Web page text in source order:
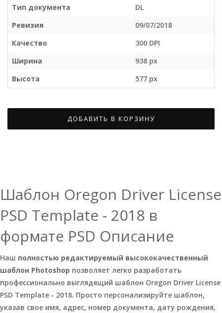
Тип документа
DL
Ревизия
09/07/2018
Качество
300 DPI
Ширина
938 px
Высота
577 px
ДОБАВИТЬ В КОРЗИНУ
Шаблон Oregon Driver License
PSD Template - 2018 в
формате PSD Описание
Наш полностью редактируемый высококачественный
шаблон Photoshop позволяет легко разработать
профессионально выглядящий шаблон Oregon Driver License
PSD Template - 2018. Просто персонализируйте шаблон,
указав свое имя, адрес, номер документа, дату рождения,